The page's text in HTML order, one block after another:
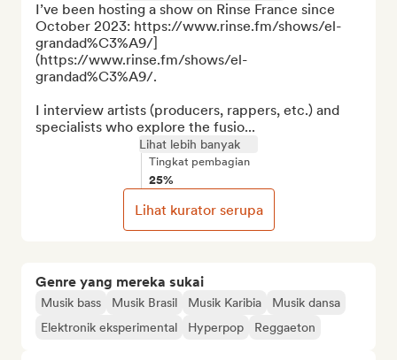
Genre yang mereka sukai
Musik bass Musik Brasil Musik Karibia
Musik dansa
Elektronik eksperimental
Hyperpop Reggaeton
I’ve been hosting a show on Rinse France since
October 2023: https://www.rinse.fm/shows/el-
grandad%C3%A9/]
(https://www.rinse.fm/shows/el-
grandad%C3%A9/.
I interview artists (producers, rappers, etc.) and
specialists who explore the fusio...
Lihat lebih banyak
Tingkat pembagian
25%
Lihat kurator serupa